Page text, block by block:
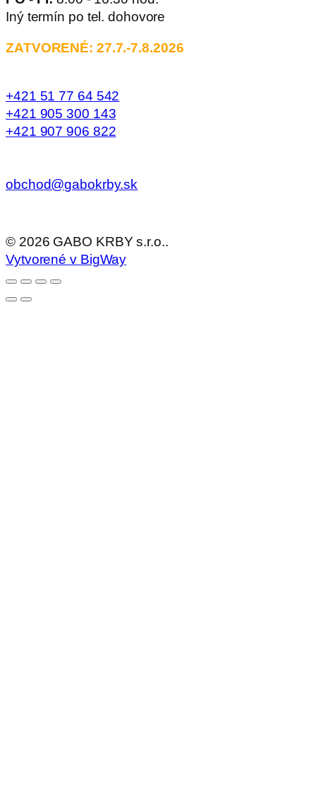
Iný termín po tel. dohovore
ZATVORENÉ: 27.7.-7.8.2026
+421 51 77 64 542
+421 905 300 143
+421 907 906 822
obchod@gabokrby.sk
© 2026 GABO KRBY s.r.o..
Vytvorené v BigWay